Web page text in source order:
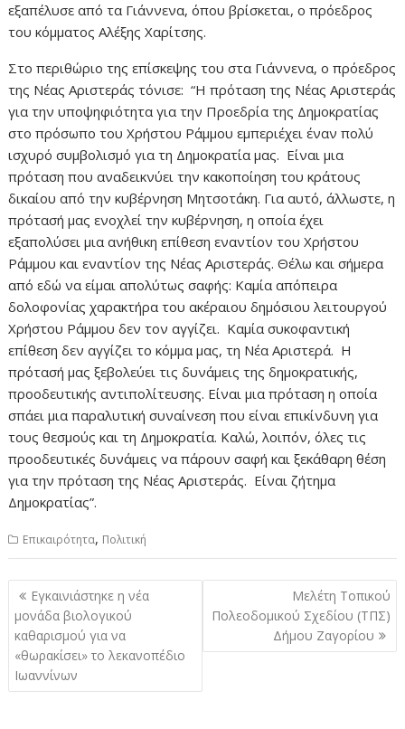
εξαπέλυσε από τα Γιάννενα, όπου βρίσκεται, ο πρόεδρος
του κόμματος Αλέξης Χαρίτσης.
Στο περιθώριο της επίσκεψης του στα Γιάννενα, ο πρόεδρος
της Νέας Αριστεράς τόνισε: “Η πρόταση της Νέας Αριστεράς
για την υποψηφιότητα για την Προεδρία της Δημοκρατίας
στο πρόσωπο του Χρήστου Ράμμου εμπεριέχει έναν πολύ
ισχυρό συμβολισμό για τη Δημοκρατία μας. Είναι μια
πρόταση που αναδεικνύει την κακοποίηση του κράτους
δικαίου από την κυβέρνηση Μητσοτάκη. Για αυτό, άλλωστε, η
πρότασή μας ενοχλεί την κυβέρνηση, η οποία έχει
εξαπολύσει μια ανήθικη επίθεση εναντίον του Χρήστου
Ράμμου και εναντίον της Νέας Αριστεράς. Θέλω και σήμερα
από εδώ να είμαι απολύτως σαφής: Καμία απόπειρα
δολοφονίας χαρακτήρα του ακέραιου δημόσιου λειτουργού
Χρήστου Ράμμου δεν τον αγγίζει. Καμία συκοφαντική
επίθεση δεν αγγίζει το κόμμα μας, τη Νέα Αριστερά. Η
πρότασή μας ξεβολεύει τις δυνάμεις της δημοκρατικής,
προοδευτικής αντιπολίτευσης. Είναι μια πρόταση η οποία
σπάει μια παραλυτική συναίνεση που είναι επικίνδυνη για
τους θεσμούς και τη Δημοκρατία. Καλώ, λοιπόν, όλες τις
προοδευτικές δυνάμεις να πάρουν σαφή και ξεκάθαρη θέση
για την πρόταση της Νέας Αριστεράς. Είναι ζήτημα
Δημοκρατίας”.
Επικαιρότητα, Πολιτική
Πλοήγηση
άρθρων
Εγκαινιάστηκε η νέα
μονάδα βιολογικού
καθαρισμού για να
«θωρακίσει» το λεκανοπέδιο
Ιωαννίνων
Μελέτη Τοπικού
Πολεοδομικού Σχεδίου (ΤΠΣ)
Δήμου Ζαγορίου